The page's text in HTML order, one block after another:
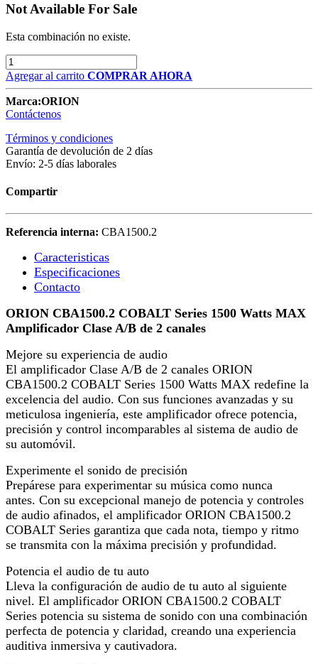
Not Available For Sale
Esta combinación no existe.
Agregar al carrito COMPRAR AHORA
Marca:ORION
Contáctenos
Términos y condiciones
Garantía de devolución de 2 días
Envío: 2-5 días laborales
Compartir
Referencia interna: CBA1500.2
Caracteristicas​
Especificaciones
Contacto
ORION CBA1500.2 COBALT Series 1500 Watts MAX
Amplificador Clase A/B de 2 canales
Mejore su experiencia de audio
El amplificador Clase A/B de 2 canales ORION
CBA1500.2 COBALT Series 1500 Watts MAX redefine la
excelencia del audio. Con sus funciones avanzadas y su
meticulosa ingeniería, este amplificador ofrece potencia,
precisión y control incomparables al sistema de audio de
su automóvil.
Experimente el sonido de precisión
Prepárese para experimentar su música como nunca
antes. Con su excepcional manejo de potencia y controles
de audio afinados, el amplificador ORION CBA1500.2
COBALT Series garantiza que cada nota, tiempo y ritmo
se transmita con la máxima precisión y profundidad.
Potencia el audio de tu auto
Lleva la configuración de audio de tu auto al siguiente
nivel. El amplificador ORION CBA1500.2 COBALT
Series potencia su sistema de sonido con una combinación
perfecta de potencia y claridad, creando una experiencia
auditiva inmersiva y cautivadora.